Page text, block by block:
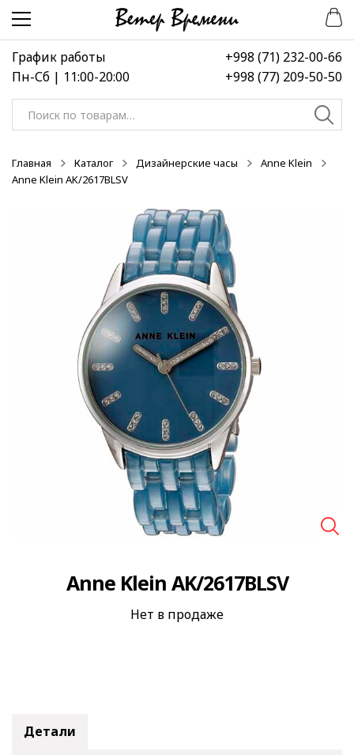
Перейти
навигации
Перейти
содержимому
График работы
Пн-Сб | 11:00-20:00
+998 (71) 232-00-66
+998 (77) 209-50-50
Искать:
Главная Каталог Дизайнерские часы
Anne Klein
Anne Klein AK/2617BLSV
Anne Klein AK/2617BLSV
Нет в продаже
Детали
-50%
-50%
-50%